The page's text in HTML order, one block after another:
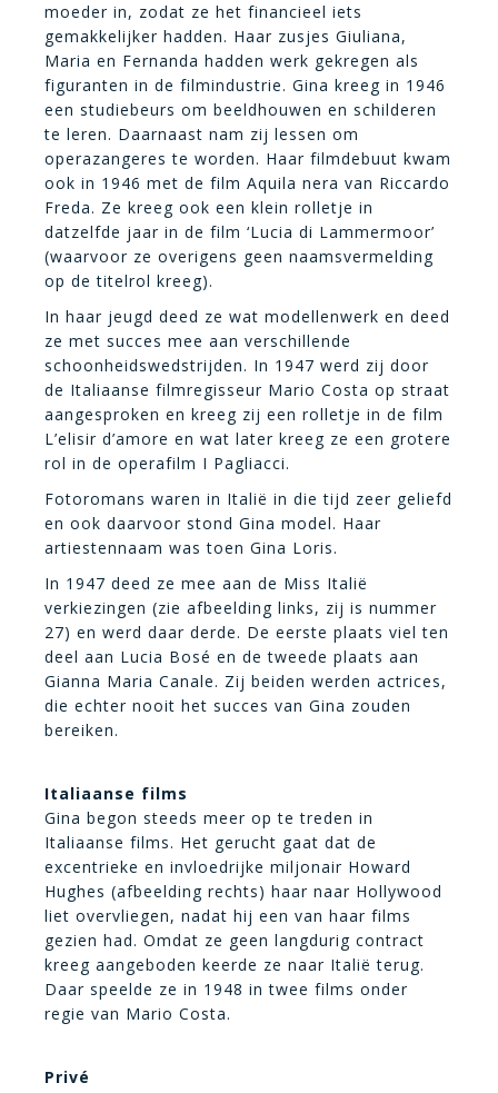
moeder in, zodat ze het financieel iets
gemakkelijker hadden. Haar zusjes Giuliana,
Maria en Fernanda hadden werk gekregen als
figuranten in de filmindustrie. Gina kreeg in 1946
een studiebeurs om beeldhouwen en schilderen
te leren. Daarnaast nam zij lessen om
operazangeres te worden. Haar filmdebuut kwam
ook in 1946 met de film Aquila nera van Riccardo
Freda. Ze kreeg ook een klein rolletje in
datzelfde jaar in de film ‘Lucia di Lammermoor’
(waarvoor ze overigens geen naamsvermelding
op de titelrol kreeg).
In haar jeugd deed ze wat modellenwerk en deed
ze met succes mee aan verschillende
schoonheidswedstrijden. In 1947 werd zij door
de Italiaanse filmregisseur Mario Costa op straat
aangesproken en kreeg zij een rolletje in de film
L’elisir d’amore en wat later kreeg ze een grotere
rol in de operafilm I Pagliacci.
Fotoromans waren in Italië in die tijd zeer geliefd
en ook daarvoor stond Gina model. Haar
artiestennaam was toen Gina Loris.
In 1947 deed ze mee aan de Miss Italië
verkiezingen (zie afbeelding links, zij is nummer
27) en werd daar derde. De eerste plaats viel ten
deel aan Lucia Bosé en de tweede plaats aan
Gianna Maria Canale. Zij beiden werden actrices,
die echter nooit het succes van Gina zouden
bereiken.
Italiaanse films
Gina begon steeds meer op te treden in
Italiaanse films. Het gerucht gaat dat de
excentrieke en invloedrijke miljonair Howard
Hughes (afbeelding rechts) haar naar Hollywood
liet overvliegen, nadat hij een van haar films
gezien had. Omdat ze geen langdurig contract
kreeg aangeboden keerde ze naar Italië terug.
Daar speelde ze in 1948 in twee films onder
regie van Mario Costa.
Privé